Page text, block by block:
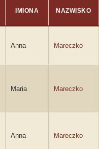
IMIONA NAZWISKO
Anna Mareczko
Maria Mareczko
Anna Mareczko